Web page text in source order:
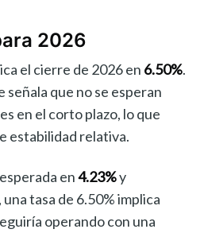
2026
el cierre de 2026 en 6.50%.
señala que no se esperan
en el corto plazo, lo que
estabilidad relativa.
en4.23%y
, una tasa de 6.50% implica
operando con una